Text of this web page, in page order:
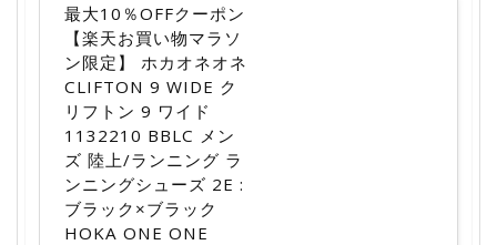
最大10％OFFクーポン
【楽天お買い物マラソ
ン限定】 ホカオネオネ
CLIFTON 9 WIDE ク
リフトン 9 ワイド
1132210 BBLC メン
ズ 陸上/ランニング ラ
ンニングシューズ 2E :
ブラック×ブラック
HOKA ONE ONE